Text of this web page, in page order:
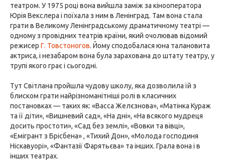
театром. У 1975 році вона вийшла заміж за кінооператора
Юрія Векслера і поїхала з ним в Ленінград. Там вона стала
грати в Великому Ленінградському драматичному театрі —
одному з провідних театрів країни, який очолював відомий
режисер Г. Товстоногов. Йому сподобалася юна талановита
актриса, і незабаром вона була зарахована до штату театру, у
трупі якого грає і сьогодні.
Тут Світлана пройшла чудову школу, яка дозволила їй з
блиском грати найрізноманітніші ролі в класичних
постановках — таких як: «Васса Желєзнова», «Матінка Кураж
та її діти», «Вишневий сад», «На дні», «На всякого мудреця
досить простоти», «Сад без землі», «Вовки та вівці»,
«Емігрант з Брісбена» , «Тихий Дон», «Молода господиня
Ніскавуорі», «Фантазії Фарятьєва» та інших. Грала вона і в
інших театрах.